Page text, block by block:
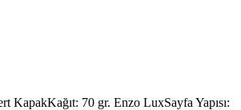
KapakKağıt: 70 gr. Enzo LuxSayfa Yapısı: